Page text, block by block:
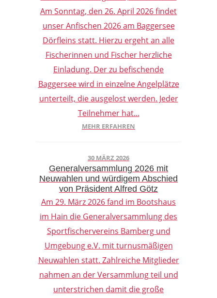
Am Sonntag, den 26. April 2026 findet
unser Anfischen 2026 am Baggersee
Dörfleins statt. Hierzu ergeht an alle
Fischerinnen und Fischer herzliche
Einladung. Der zu befischende
Baggersee wird in einzelne Angelplätze
unterteilt, die ausgelost werden. Jeder
Teilnehmer hat...
MEHR ERFAHREN
30 MÄRZ 2026
Generalversammlung 2026 mit
Neuwahlen und würdigem Abschied
von Präsident Alfred Götz
Am 29. März 2026 fand im Bootshaus
im Hain die Generalversammlung des
Sportfischervereins Bamberg und
Umgebung e.V. mit turnusmäßigen
Neuwahlen statt. Zahlreiche Mitglieder
nahmen an der Versammlung teil und
unterstrichen damit die große